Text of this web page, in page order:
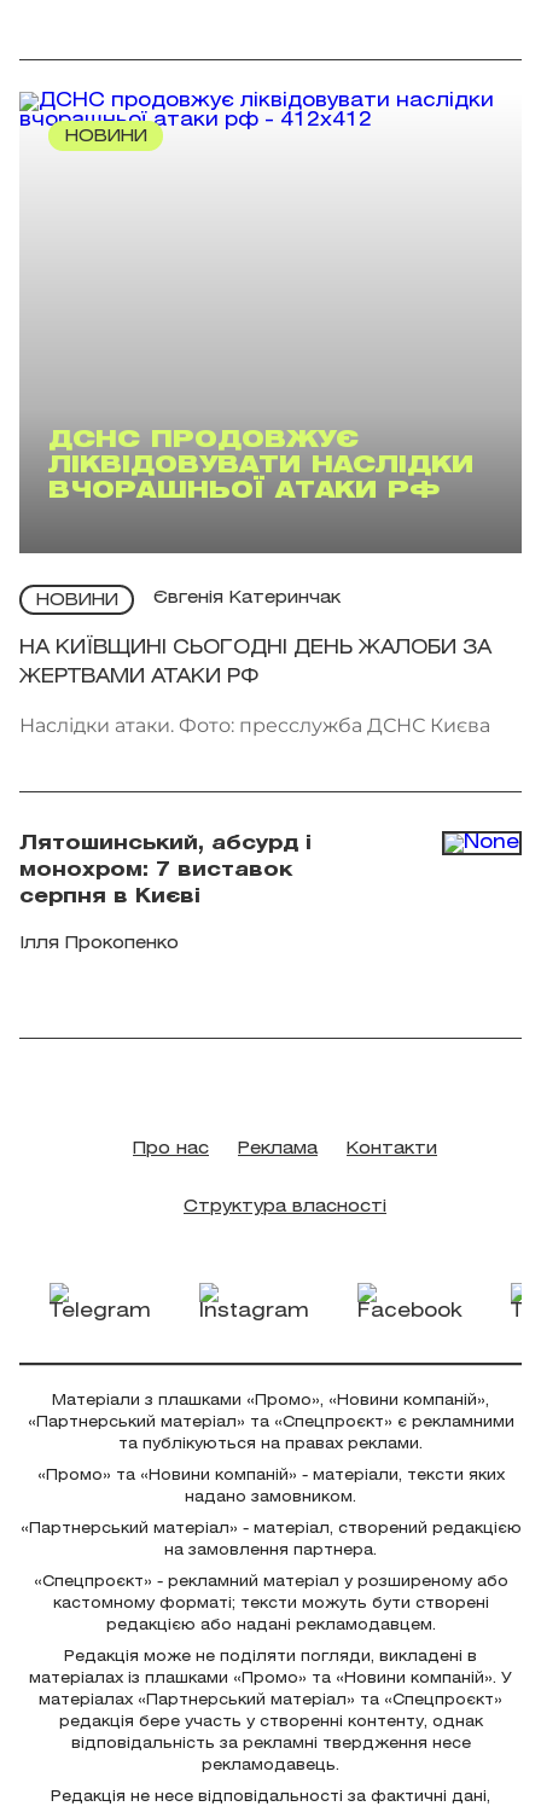
НОВИНИ
ДСНС ПРОДОВЖУЄ
ЛІКВІДОВУВАТИ НАСЛІДКИ
ВЧОРАШНЬОЇ АТАКИ РФ
НОВИНИ Євгенія Катеринчак
НА КИЇВЩИНІ СЬОГОДНІ ДЕНЬ ЖАЛОБИ ЗА
ЖЕРТВАМИ АТАКИ РФ
Наслідки атаки. Фото: пресслужба ДСНС Києва
Лятошинський, абсурд і
монохром: 7 виставок
серпня в Києві
Ілля Прокопенко
Про нас Реклама Контакти
Структура власності
Матеріали з плашками «Промо», «Новини компаній»,
«Партнерський матеріал» та «Спецпроєкт» є рекламними
та публікуються на правах реклами.
«Промо» та «Новини компаній» - матеріали, тексти яких
надано замовником.
«Партнерський матеріал» - матеріал, створений редакцією
на замовлення партнера.
«Спецпроєкт» - рекламний матеріал у розширеному або
кастомному форматі; тексти можуть бути створені
редакцією або надані рекламодавцем.
Редакція може не поділяти погляди, викладені в
матеріалах із плашками «Промо» та «Новини компаній». У
матеріалах «Партнерський матеріал» та «Спецпроєкт»
редакція бере участь у створенні контенту, однак
відповідальність за рекламні твердження несе
рекламодавець.
Редакція не несе відповідальності за фактичні дані,